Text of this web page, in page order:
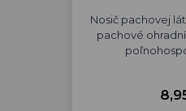
Nosič pachovej
pachové